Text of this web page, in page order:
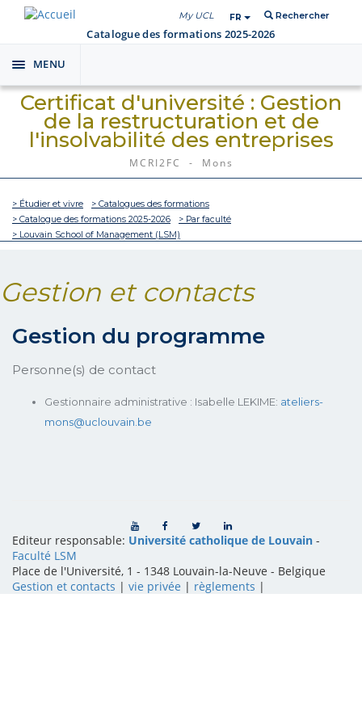
My UCL FR Rechercher
Catalogue des formations 2025-2026
Toggle
navigation
MENU
Certificat d'université : Gestion
de la restructuration et de
l'insolvabilité des entreprises
MCRI2FC - Mons
> Étudier et vivre
> Catalogues des formations
> Catalogue des formations 2025-2026
> Par faculté
> Louvain School of Management (LSM)
Gestion et contacts
Gestion du programme
Personne(s) de contact
Gestionnaire administrative : Isabelle LEKIME: ateliers-
mons@uclouvain.be
Editeur responsable: Université catholique de Louvain -
Faculté LSM
Place de l'Université, 1 - 1348 Louvain-la-Neuve - Belgique
Gestion et contacts | vie privée | règlements |